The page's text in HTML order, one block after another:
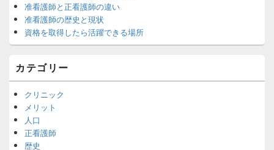
准看護師と正看護師の違い
准看護師の歴史と現状
資格を取得したら活躍できる場所
カテゴリー
クリニック
メリット
人口
正看護師
歴史